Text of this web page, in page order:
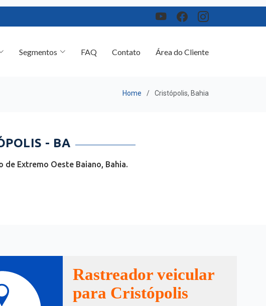
Home Cristópolis, Bahia
- BA
Extremo Oeste Baiano, Bahia.
Rastreador veicular
para Cristópolis